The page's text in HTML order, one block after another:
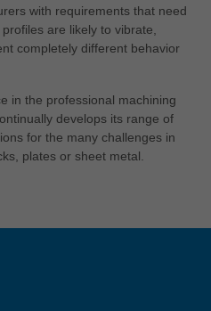
ทย
with requirements that need
are likely to vibrate,
completely different behavior
in the professional machining
develops its range of
for the many challenges in
plates or sheet metal.